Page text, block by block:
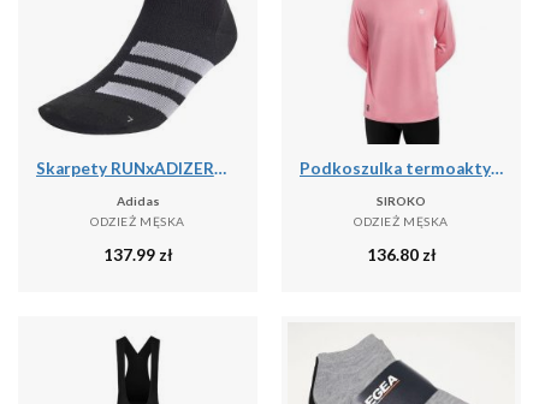
Skarpety RUNxADIZERO 1 Pair
Adidas
ODZIEŻ MĘSKA
137.99zł
Podkoszulka termoaktywna do sportów zimowych męska SLUSH
SIROKO
ODZIEŻ MĘSKA
136.80zł